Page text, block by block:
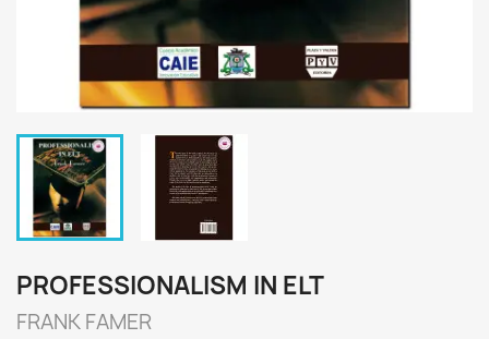
PROFESSIONALISM IN ELT
FRANK FAMER